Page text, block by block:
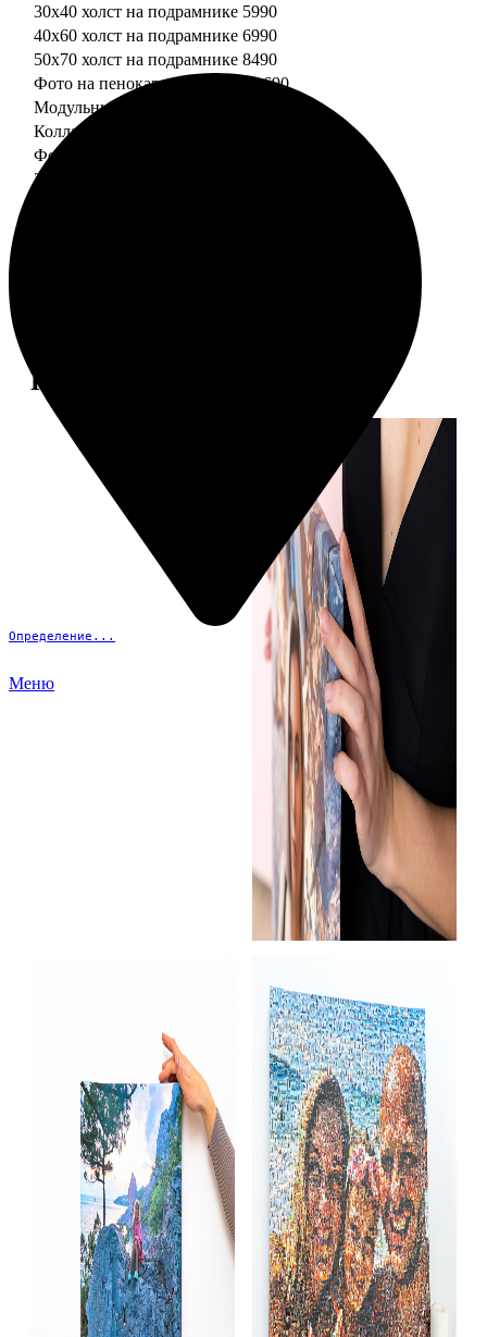
Определение...
Меню
30х40 холст на подрамнике 5990
40х60 холст на подрамнике 6990
50х70 холст на подрамнике 8490
Фото на пенокартоне
от 690
Модульный пенокартон
Коллаж на пенокартоне
ФотоМозаика
30х40 пенокартон
Примеры работ